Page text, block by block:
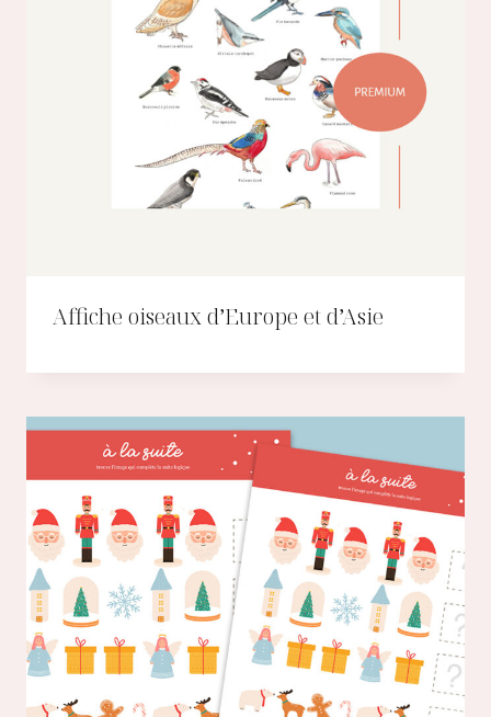
Affiche oiseaux d’Europe et d’Asie